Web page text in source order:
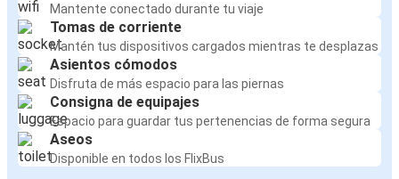
Mantente conectado durante tu viaje
Tomas de corriente
Mantén tus dispositivos cargados mientras te desplazas
Asientos cómodos
Disfruta de más espacio para las piernas
Consigna de equipajes
Espacio para guardar tus pertenencias de forma segura
Aseos
Disponible en todos los FlixBus